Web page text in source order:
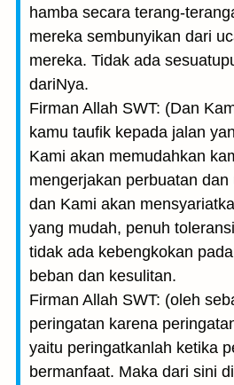
hamba secara terang-
mereka sembunyikan dari
mereka. Tidak ada
dariNya.
Firman Allah SWT: (Dan
kamu taufik kepada jalan
Kami akan memudahkan
mengerjakan perbuatan
dan Kami akan
yang mudah, penuh
tidak ada kebengkokan
beban dan kesulitan.
Firman Allah SWT: (oleh
peringatan karena
yaitu peringatkanlah ketika
bermanfaat. Maka dari sini